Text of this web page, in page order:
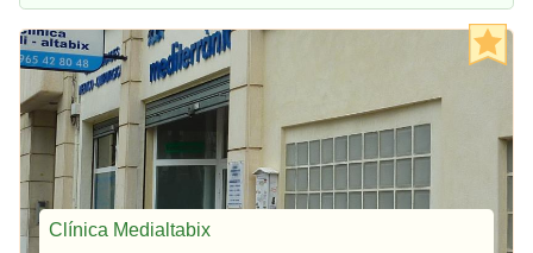
Clínica Medialtabix